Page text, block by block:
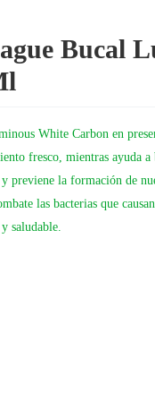
Bucal
White Carbon en
fresco, mientras ayuda
previene la formación de
las bacterias que
saludable.